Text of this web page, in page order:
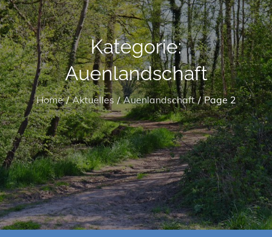
Kategorie:
Auenlandschaft
Home Aktuelles Auenlandschaft Page 2